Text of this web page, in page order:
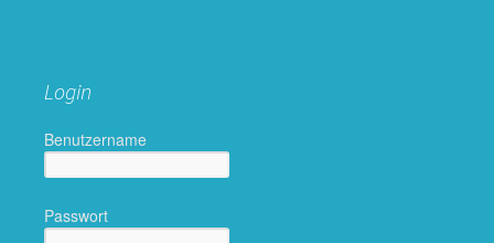
Login
Benutzername
Passwort